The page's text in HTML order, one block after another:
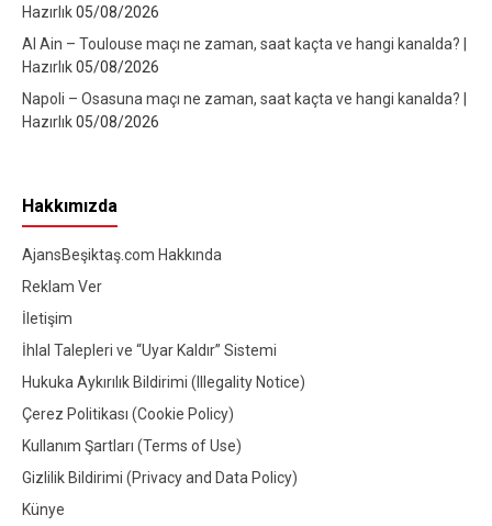
Hazırlık05/08/2026
Al Ain – Toulouse maçı ne zaman, saat kaçta ve hangi kanalda? |
Hazırlık05/08/2026
Napoli – Osasuna maçı ne zaman, saat kaçta ve hangi kanalda? |
Hazırlık05/08/2026
Hakkımızda
AjansBeşiktaş.com Hakkında
Reklam Ver
İletişim
İhlal Talepleri ve “Uyar Kaldır” Sistemi
Hukuka Aykırılık Bildirimi (Illegality Notice)
Çerez Politikası (Cookie Policy)
Kullanım Şartları (Terms of Use)
Gizlilik Bildirimi (Privacy and Data Policy)
Künye